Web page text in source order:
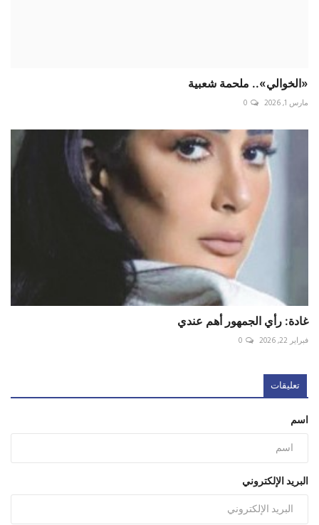
«الخوالي».. ملحمة شعبية
مارس 1, 2026 0
غادة: رأي الجمهور أهم عندي
فبراير 22, 2026 0
تعليقات
اسم
البريد الإلكتروني